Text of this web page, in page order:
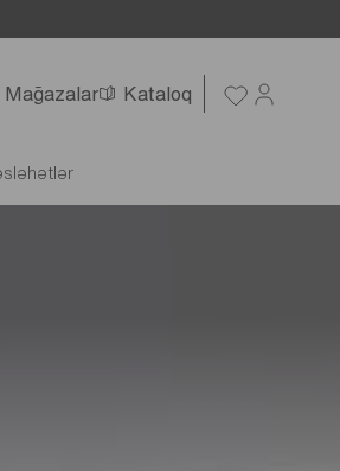
Mağazalar Kataloq